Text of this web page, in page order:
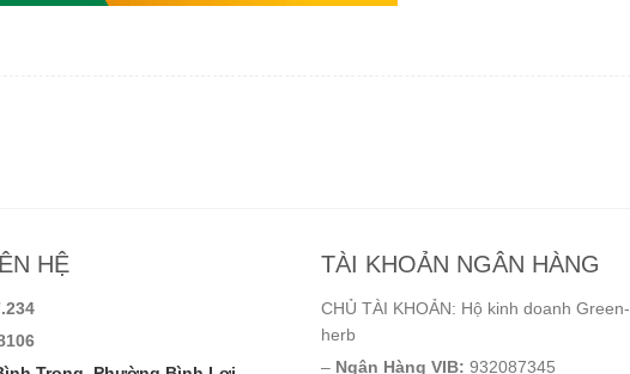
HỆ TÀI KHOẢN NGÂN HÀNG
CHỦ TÀI KHOẢN: Hộ kinh doanh Green-
herb
– Ngân Hàng VIB: 932087345